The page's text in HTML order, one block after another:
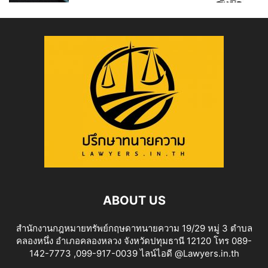
ABOUT US
สำนักงานกฎหมายทรัพย์กฤษดาทนายความ 19/29 หมู่ 3 ตำบล
คลองหนึ่ง อำเภอคลองหลวง จังหวัดปทุมธานี 12120 โทร 089-
142-7773 ,099-917-0039 ไลน์ไอดี @Lawyers.in.th